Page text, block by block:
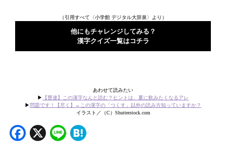
（引用すべて〈小学館 デジタル大辞泉〉より）
他にもチャレンジしてみる？
漢字クイズ一覧はコチラ
あわせて読みたい
▶
【曹達】この漢字なんと読む？ヒントは、夏に飲みたくなるアレ
▶ 問題です！【尽く】←この漢字の「つくす」以外の読み方知っていますか？
イラスト／（C）Shutterstock.com
Facebook
X Line